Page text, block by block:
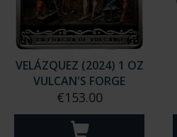
VELÁZQUEZ (2024) 1 OZ
VULCAN'S FORGE
€153.00